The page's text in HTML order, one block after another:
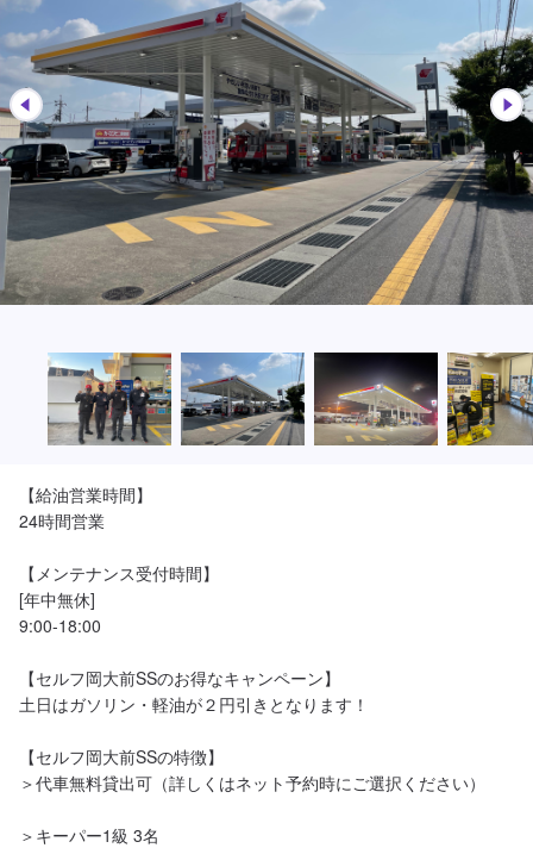
【給油営業時間】
24時間営業
【メンテナンス受付時間】
[年中無休]
9:00-18:00
【セルフ岡大前SSのお得なキャンペーン】
土日はガソリン・軽油が２円引きとなります！
【セルフ岡大前SSの特徴】
＞代車無料貸出可（詳しくはネット予約時にご選択ください）
＞キーパー1級 3名